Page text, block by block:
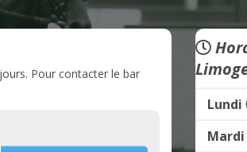
Pour contacter le bar
Lundi
Mardi